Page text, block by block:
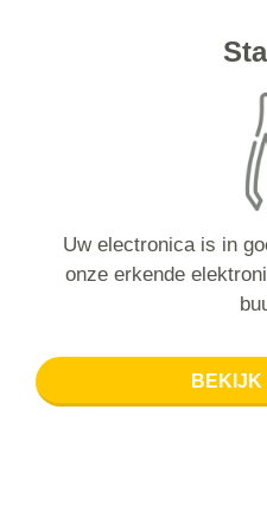
Uw electronica is in
onze erkende
BEKIJK